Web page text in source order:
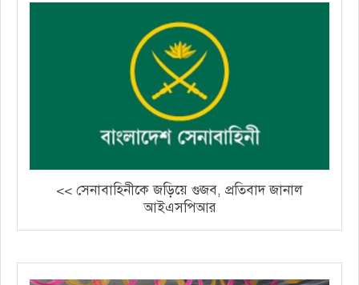
<< সেনাবাহিনীকে জড়িয়ে গুজব, প্রতিবাদ জানাল
আইএসপিআর